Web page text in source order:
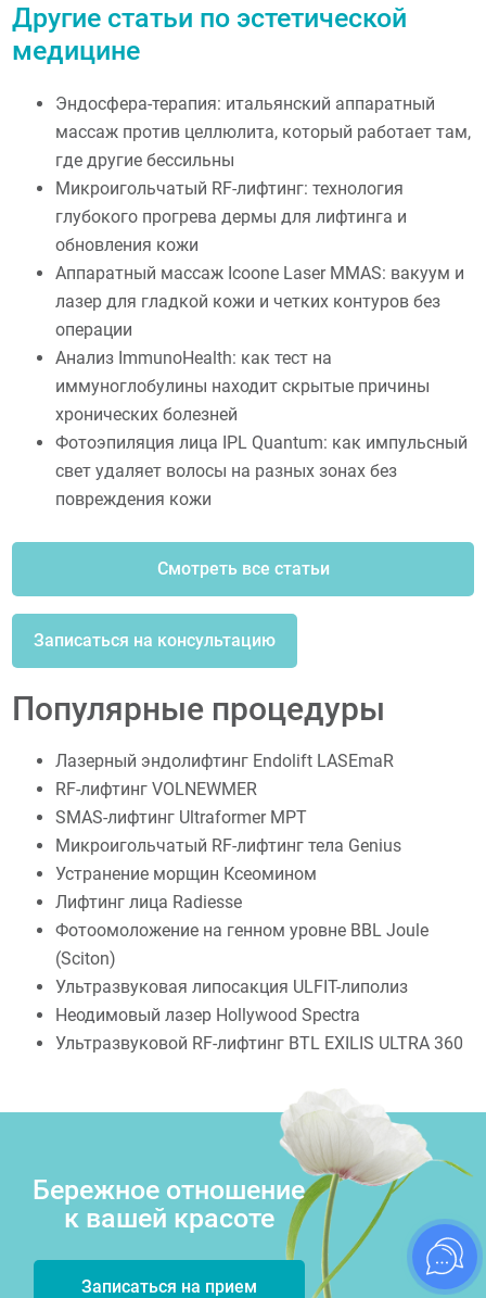
Другие статьи по эстетической
медицине
Эндосфера-терапия: итальянский аппаратный
массаж против целлюлита, который работает там,
где другие бессильны
Микроигольчатый RF-лифтинг: технология
глубокого прогрева дермы для лифтинга и
обновления кожи
Аппаратный массаж Icoone Laser MMAS: вакуум и
лазер для гладкой кожи и четких контуров без
операции
Анализ ImmunoHealth: как тест на
иммуноглобулины находит скрытые причины
хронических болезней
Фотоэпиляция лица IPL Quantum: как импульсный
свет удаляет волосы на разных зонах без
повреждения кожи
Смотреть все статьи
Записаться на консультацию
Популярные процедуры
Лазерный эндолифтинг Endolift LASEmaR
RF-лифтинг VOLNEWMER
SMAS-лифтинг Ultraformer MPT
Микроигольчатый RF-лифтинг тела Genius
Устранение морщин Ксеомином
Лифтинг лица Radiesse
Фотоомоложение на генном уровне BBL Joule
(Sciton)
Ультразвуковая липосакция ULFIT-липолиз
Неодимовый лазер Hollywood Spectra
Ультразвуковой RF-лифтинг BTL EXILIS ULTRA 360
Бережное отношение
к вашей красоте
Записаться на прием